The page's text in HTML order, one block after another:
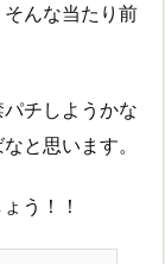
んな当たり前
チしようかな
と思います。
う！！